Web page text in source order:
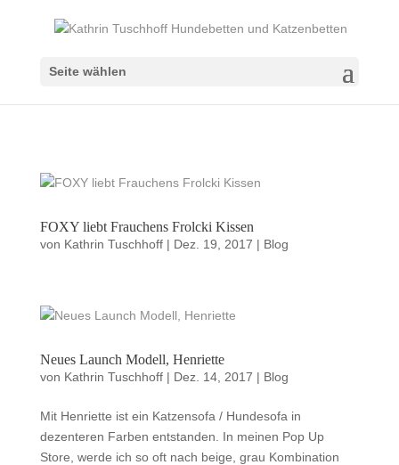
Seite wählen
FOXY liebt Frauchens Frolcki Kissen
von Kathrin Tuschhoff| Dez. 19, 2017 | Blog
Neues Launch Modell, Henriette
von Kathrin Tuschhoff| Dez. 14, 2017 | Blog
Mit Henriette ist ein Katzensofa / Hundesofa in
dezenteren Farben entstanden. In meinen Pop Up
Store, werde ich so oft nach beige, grau Kombination